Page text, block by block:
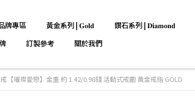
牌專區 黃金系列 | 𝐆𝐨𝐥𝐝 鑽石系列 | 𝐃𝐢𝐚𝐦𝐨𝐧𝐝
訂製參考 關於我們
【璀璨愛戀】金重 約 1.42/0.98錢 活動式戒圍 黃金戒指 GOLD